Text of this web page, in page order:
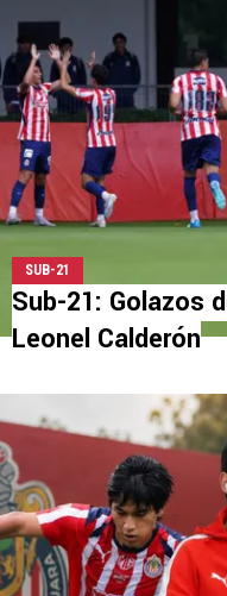
SUB-21
Sub-21: Golazos
Leonel Calderón